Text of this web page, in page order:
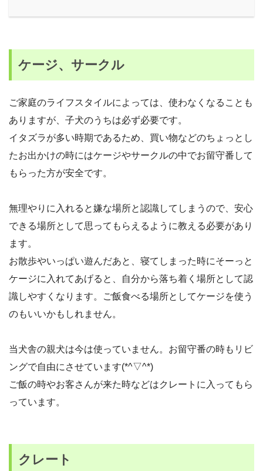
ケージ、サークル
ご家庭のライフスタイルによっては、使わなくなることも
ありますが、子犬のうちは必ず必要です。
イタズラが多い時期であるため、買い物などのちょっとし
たお出かけの時にはケージやサークルの中でお留守番して
もらった方が安全です。
無理やりに入れると嫌な場所と認識してしまうので、安心
できる場所として思ってもらえるように教える必要があり
ます。
お散歩やいっぱい遊んだあと、寝てしまった時にそーっと
ケージに入れてあげると、自分から落ち着く場所として認
識しやすくなります。ご飯食べる場所としてケージを使う
のもいいかもしれません。
当犬舎の親犬は今は使っていません。お留守番の時もリビ
ングで自由にさせています(*^▽^*)
ご飯の時やお客さんが来た時などはクレートに入ってもら
っています。
クレート